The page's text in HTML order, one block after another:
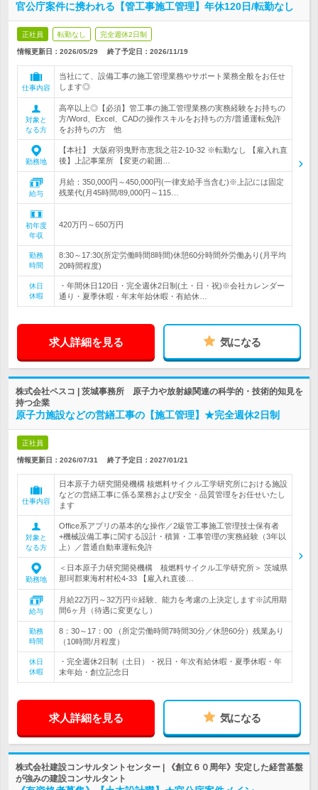
官公庁案件に携われる【管工事施工管理】年休120日/転勤なし
正社員 転勤なし 完全週休2日制
情報更新日：2026/05/29 終了予定日： 2026/11/19
仕事内容
当社にて、設備工事の施工管理業務やサポート業務全般をお任せ
します◎
対象と
なる方
高卒以上◎【必須】管工事の施工管理業務の実務経験をお持ちの
方/Word、Excel、CADの操作スキルをお持ちの方/普通運転免許
をお持ちの方 他
勤務地
【本社】 大阪府羽曳野市恵我之荘2-10-32 ※転勤なし 【雇入れ直
後】上記事業所 【変更の範囲…
給与
月給：350,000円～450,000円(一律支給手当含む)※上記には固定
残業代(月45時間/89,000円～115…
初年度
年収
420万円～650万円
勤務
時間
8:30～17:30(所定労働時間8時間)休憩60分時間外労働あり(月平均
20時間程度)
休日
休暇
・年間休日120日・完全週休2日制(土・日・祝)※会社カレンダー
通り・夏季休暇・年末年始休暇・有給休…
求人詳細を見る 気になる
株式会社ペスコ | 茨城事務所 原子力や放射線関連の科学的・技術的知見を
持つ企業
原子力施設などの営繕工事の【施工管理】★完全週休2日制
正社員
情報更新日：2026/07/31 終了予定日： 2027/01/21
仕事内容
日本原子力研究開発機構 核燃料サイクル工学研究所における施設
などの営繕工事に係る業務および安全・品質管理をお任せいたし
ます
対象と
なる方
Office系アプリの基本的な操作／2級管工事施工管理技士保有者
+機械設備工事に関する設計・積算・工事管理の実務経験（3年以
上）／普通自動車運転免許
勤務地
＜日本原子力研究開発機構 核燃料サイクル工学研究所＞ 茨城県
那珂郡東海村村松4-33 【雇入れ直後…
給与
月給22万円～32万円※経験、能力を考慮の上決定します※試用期
間6ヶ月（待遇に変更なし）
勤務
時間
8：30～17：00 （所定労働時間7時間30分／休憩60分）残業あり
（10時間/月程度）
休日
休暇
・完全週休2日制（土日）・祝日・年次有給休暇・夏季休暇・年
末年始・創立記念日
求人詳細を見る 気になる
株式会社建設コンサルタントセンター | 《創立６０周年》安定した経営基盤
が強みの建設コンサルタント